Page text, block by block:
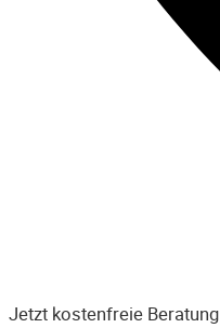
Jetzt kostenfreie Beratung